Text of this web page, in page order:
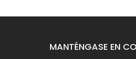
MANTÉNGASE EN